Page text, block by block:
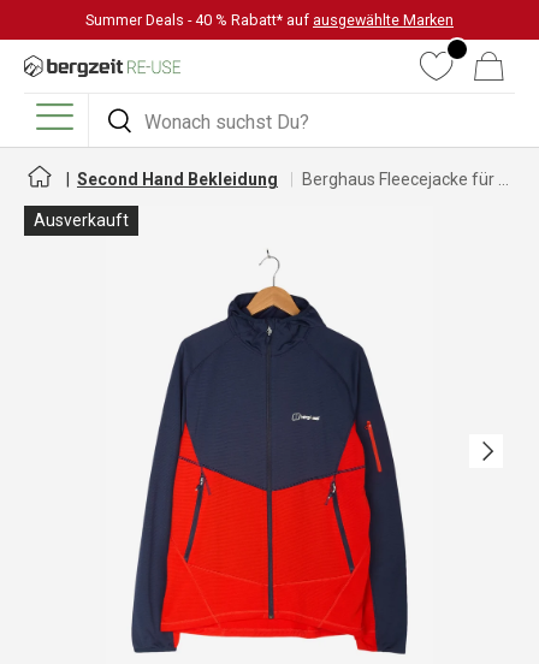
DIREKT ZUM INHALT
Summer Deals - 40 % Rabatt* auf ausgewählte Marken
Suchen
Suchen
WunschlisteWarenkorb
Menü
Second Hand Bekleidung
Ausverkauft
Nächste